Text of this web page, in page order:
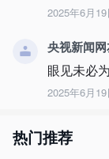
2025年6月
央视新闻
眼见未必
2025年6月
热门推荐